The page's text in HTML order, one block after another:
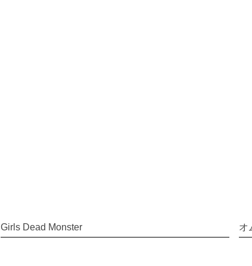
Girls Dead Monster オ